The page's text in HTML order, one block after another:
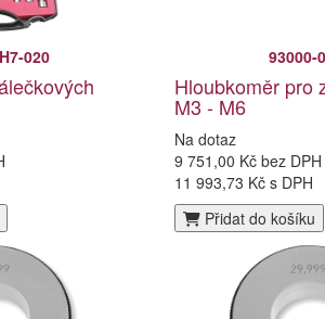
020 93000-
Hloubkoměr pro
M3 - M6
Na dotaz
9 751,00 Kč bez DPH
11 993,73 Kč s DPH
Přidat do košíku